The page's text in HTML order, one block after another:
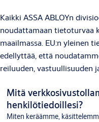
Kaikki ASSA ABLOYn
noudattamaan tietoturvaa
maailmassa. EU:n yleinen
edellyttää, että
reiluuden, vastuullisuuden
Mitä
henkilötiedoillesi?
Miten keräämme,